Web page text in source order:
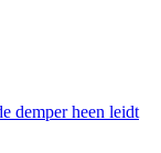
demper heen leidt